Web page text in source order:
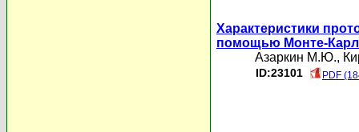
Характеристики
помощью Монте-
Азаpкин М.Ю.,
ID:23101 PDF